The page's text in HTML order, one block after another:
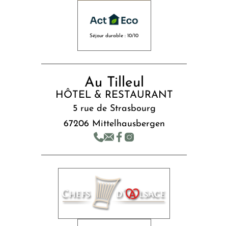
Séjour durable : 10/10
Au Tilleul
HÔTEL & RESTAURANT
5 rue de Strasbourg
67206 Mittelhausbergen